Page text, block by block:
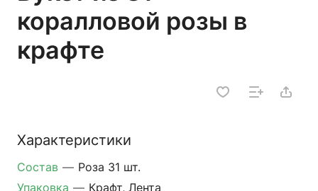
коралловой розы в
крафте
Характеристики
Состав — Роза 31 шт.
Упаковка — Крафт, Лента